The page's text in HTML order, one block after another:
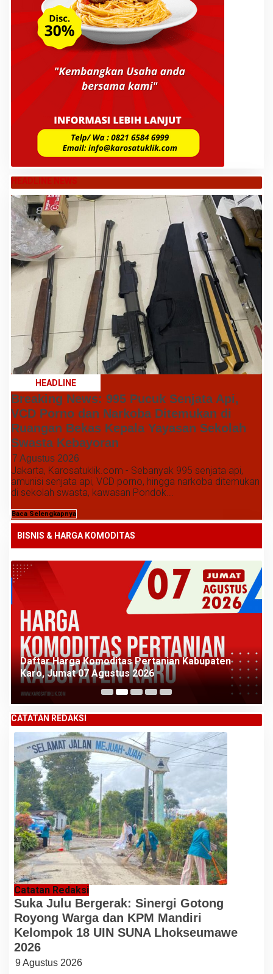
HEADLINE NEWS
HEADLINE
Breaking News: 995 Pucuk Senjata Api,
VCD Porno dan Narkoba Ditemukan di
Ruangan Bekas Kepala Yayasan Sekolah
Swasta Kebayoran
7 Agustus 2026
Jakarta, Karosatuklik.com - Sebanyak 995 senjata api,
amunisi senjata api, VCD porno, hingga narkoba ditemukan
di sekolah swasta, kawasan Pondok...
Baca Selengkapnya
BISNIS & HARGA KOMODITAS
Daftar Harga Komoditas Pertanian Kabupaten
Karo, Jumat 07 Agustus 2026
CATATAN REDAKSI
Catatan Redaksi
Suka Julu Bergerak: Sinergi Gotong
Royong Warga dan KPM Mandiri
Kelompok 18 UIN SUNA Lhokseumawe
2026
9 Agustus 2026